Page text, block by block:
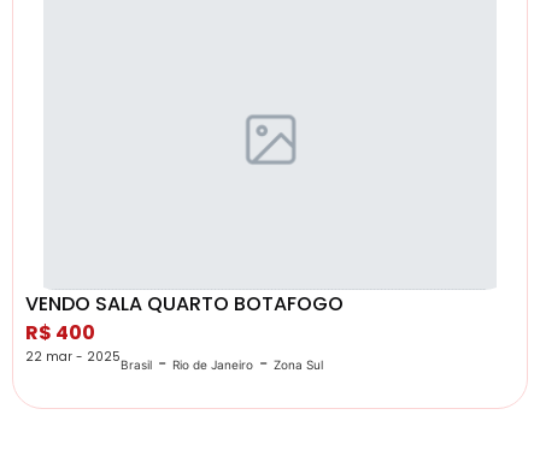
VENDO SALA QUARTO BOTAFOGO
R$ 400
22 mar - 2025Brasil - Rio de Janeiro - Zona Sul